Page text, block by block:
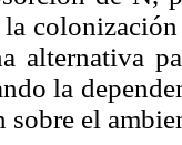
alternativa
la
sobre el